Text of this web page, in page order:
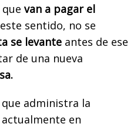
van a pagar el
sentido, no se
se levante antes de ese
de una nueva
administra la
en